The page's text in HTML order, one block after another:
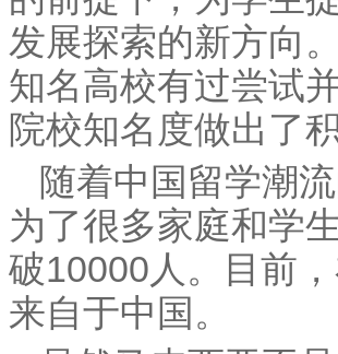
发展探索的新方向
知名高校有过尝试
院校知名度做出了
随着中国留学潮
为了很多家庭和学
破10000人。目前
来自于中国。